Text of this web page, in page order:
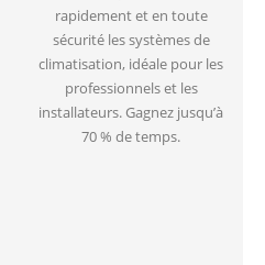
rapidement et en toute
sécurité les systèmes de
climatisation, idéale pour les
professionnels et les
installateurs. Gagnez jusqu’à
70 % de temps.